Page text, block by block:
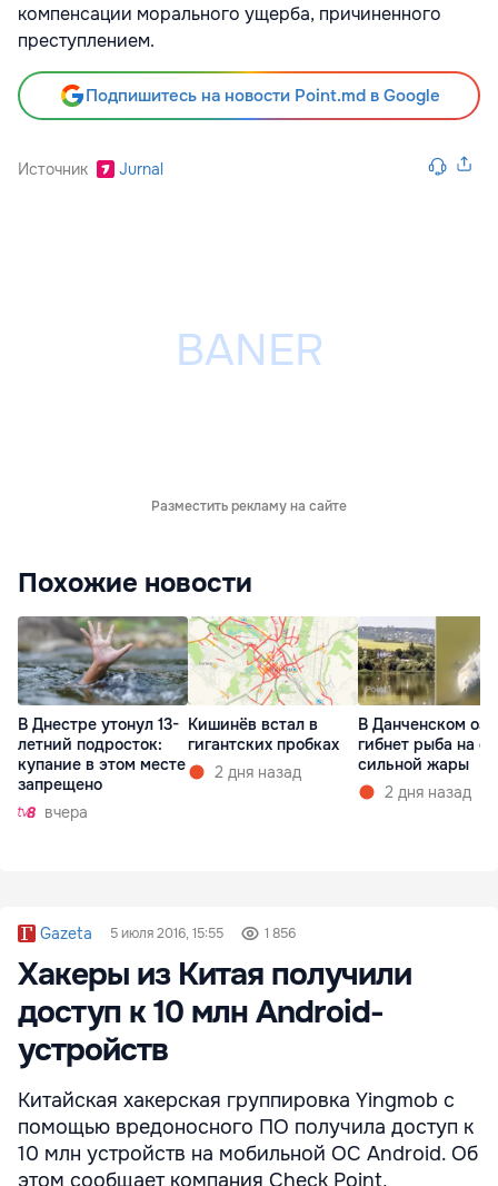
компенсации морального ущерба, причиненного
преступлением.
Подпишитесь на новости Point.md в Google
Источник Jurnal
Разместить рекламу на сайте
Похожие новости
В Днестре утонул 13-
летний подросток:
купание в этом месте
запрещено
вчера
Кишинёв встал в
гигантских пробках
2 дня назад
В Данченском
гибнет рыба на
сильной жары
2 дня назад
Gazeta 5 июля 2016, 15:55 1 856
Хакеры из Китая получили
доступ к 10 млн Android-
устройств
Китайская хакерская группировка Yingmob с
помощью вредоносного ПО получила доступ к
10 млн устройств на мобильной ОС Android. Об
этом сообщает компания Check Point,